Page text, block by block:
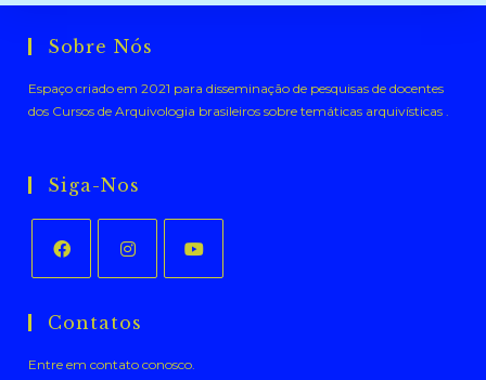
Sobre Nós
Espaço criado em 2021 para disseminação de pesquisas de docentes
dos Cursos de Arquivologia brasileiros sobre temáticas arquivísticas .
Siga-Nos
em
nova
em
nova
nova
Contatos
Entre em contato conosco.